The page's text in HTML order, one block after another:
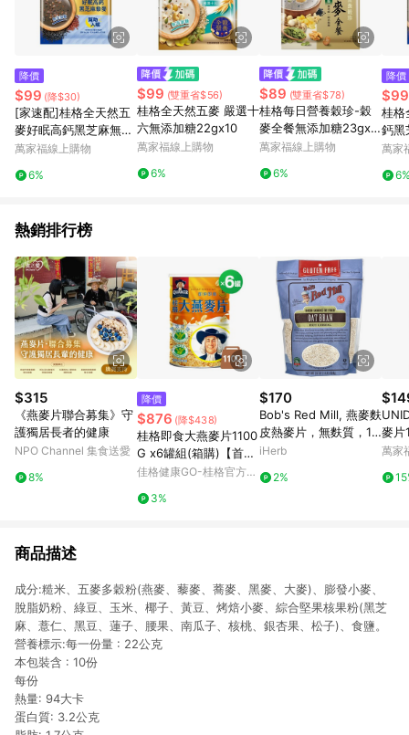
降價
$99 (降$30)
[家速配]桂格全天然五
麥好眠高鈣黑芝麻無添
加糖
萬家福線上購物
6%
$99 (雙重省$56)
桂格全天然五麥 嚴選十
六無添加糖22gx10
萬家福線上購物
6%
$89 (雙重省$78)
桂格每日營養穀珍-穀
麥全餐無添加糖23gx1
0
萬家福線上購物
6%
降價
$99
桂格
鈣黑
萬家
熱銷排行榜
$315
《燕麥片聯合募集》守
護獨居長者的健康
NPO Channel 集食送愛
8%
降價
$876 (降$438)
桂格即食大燕麥片1100
G x6罐組(箱購)【首購
輸入n100折$100 】
佳格健康GO-桂格官方直
3%
$170
Bob's Red Mill, 燕麥麩
皮熱麥片，無麩質，1 l
b（454 克）
iHerb
2%
麥片
萬家
商品描述
成分:糙米、五麥多穀粉(燕麥、藜麥、蕎麥、黑麥、大麥)、膨發小麥、
脫脂奶粉、綠豆、玉米、椰子、黃豆、烤焙小麥、綜合堅果核果粉(黑芝
麻、薏仁、黑豆、蓮子、腰果、南瓜子、核桃、銀杏果、松子)、食鹽。
營養標示:每一份量 : 22公克
本包裝含 : 10份
每份
熱量: 94大卡
蛋白質: 3.2公克